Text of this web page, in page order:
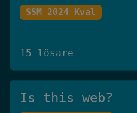
SSM 2024 Kval
15 lösare
Is this web?